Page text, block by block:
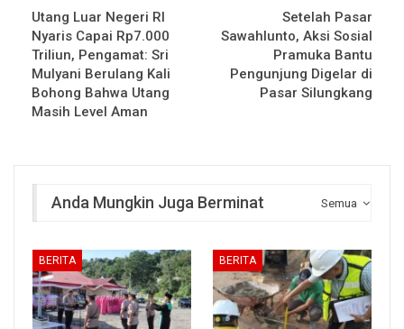
Utang Luar Negeri RI
Nyaris Capai Rp7.000
Triliun, Pengamat: Sri
Mulyani Berulang Kali
Bohong Bahwa Utang
Masih Level Aman
Setelah Pasar
Sawahlunto, Aksi Sosial
Pramuka Bantu
Pengunjung Digelar di
Pasar Silungkang
Semua
Anda Mungkin Juga Berminat
BERITA BERITA